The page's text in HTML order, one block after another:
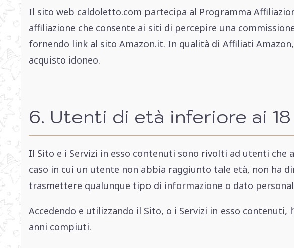
Il sito web caldoletto.com partecipa al Programma
affiliazione che consente ai siti di percepire una
fornendo link al sito Amazon.it. In qualità di Affiliati
acquisto idoneo.
6. Utenti di età inferiore ai 18
Il Sito e i Servizi in esso contenuti sono rivolti ad utenti che
caso in cui un utente non abbia raggiunto tale età, non ha
trasmettere qualunque tipo di informazione o dato
Accedendo e utilizzando il Sito, o i Servizi in esso contenuti,
anni compiuti.